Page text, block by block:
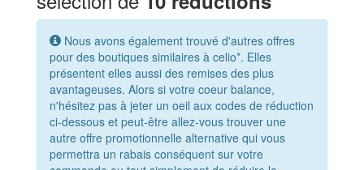
Nous avons également trouvé d'autres offres
pour des boutiques similaires à celio*. Elles
présentent elles aussi des remises des plus
avantageuses. Alors si votre coeur balance,
n'hésitez pas à jeter un oeil aux codes de réduction
ci-dessous et peut-être allez-vous trouver une
autre offre promotionnelle alternative qui vous
permettra un rabais conséquent sur votre